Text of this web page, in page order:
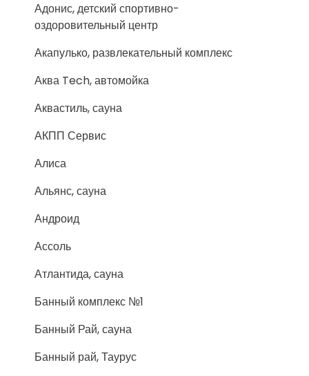
Адонис, детский спортивно-
оздоровительный центр
Акапулько, развлекательный комплекс
Аква Tech, автомойка
Аквастиль, сауна
АКПП Сервис
Алиса
Альянс, сауна
Андроид
Ассоль
Атлантида, сауна
Банный комплекс №1
Банный Рай, сауна
Банный рай, Таурус